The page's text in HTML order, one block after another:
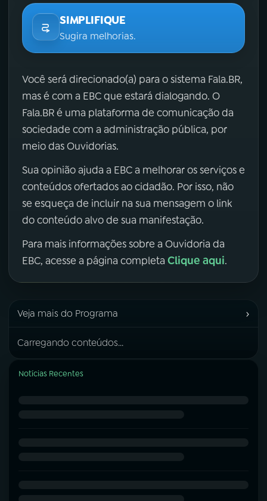
SIMPLIFIQUE
Sugira melhorias.
Você será direcionado(a) para o sistema Fala.BR,
mas é com a EBC que estará dialogando. O
Fala.BR é uma plataforma de comunicação da
sociedade com a administração pública, por
meio das Ouvidorias.
Sua opinião ajuda a EBC a melhorar os serviços e
conteúdos ofertados ao cidadão. Por isso, não
se esqueça de incluir na sua mensagem o link
do conteúdo alvo de sua manifestação.
Para mais informações sobre a Ouvidoria da
EBC, acesse a página completa Clique aqui.
Veja mais do Programa ›
Carregando conteúdos...
Notícias Recentes